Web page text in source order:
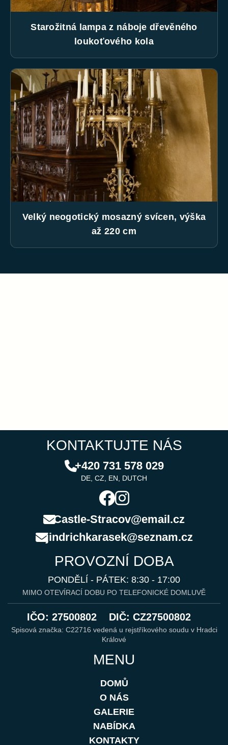
Starožitná lampa z náboje dřevěného
loukoťového kola
Velký neogotický mosazný svícen, výška
až 220 cm
KONTAKTUJTE NÁS
+420 731 578 029
DE, CZ, EN, DUTCH
Castle-Stracov@email.cz
jindrichkarasek@seznam.cz
PROVOZNÍ DOBA
PONDĚLÍ - PÁTEK: 8:30 - 17:00
MIMO OTEVÍRACÍ DOBU PO TELEFONICKÉ DOMLUVĚ
IČO: 27500802 DIČ: CZ27500802
Spisová značka: C22716 vedená u rejstříkového soudu v Hradci
Králové
MENU
DOMŮ
O NÁS
GALERIE
NABÍDKA
KONTAKTY